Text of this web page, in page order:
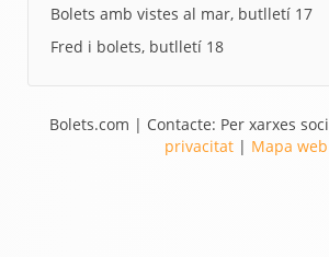
Bolets amb vistes al mar, butlletí 17
Fred i bolets, butlletí 18
Bolets.com | Contacte: Per xarxes
privacitat| Mapa web